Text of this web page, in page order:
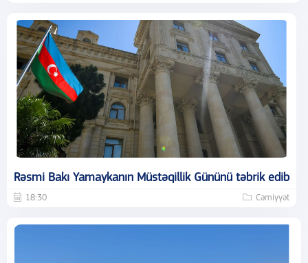
Rəsmi Bakı Yamaykanın Müstəqillik Gününü təbrik edib
18:30 Cəmiyyət